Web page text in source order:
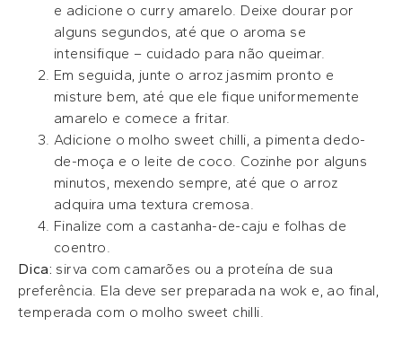
e adicione o curry amarelo. Deixe dourar por
alguns segundos, até que o aroma se
intensifique – cuidado para não queimar.
Em seguida, junte o arroz jasmim pronto e
misture bem, até que ele fique uniformemente
amarelo e comece a fritar.
Adicione o molho sweet chilli, a pimenta dedo-
de-moça e o leite de coco. Cozinhe por alguns
minutos, mexendo sempre, até que o arroz
adquira uma textura cremosa.
Finalize com a castanha-de-caju e folhas de
coentro.
Dica: sirva com camarões ou a proteína de sua
preferência. Ela deve ser preparada na wok e, ao final,
temperada com o molho sweet chilli.